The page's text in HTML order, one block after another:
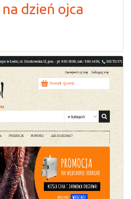
dzień ojca